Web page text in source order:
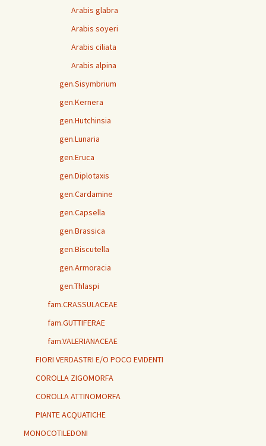
Arabis glabra
Arabis soyeri
Arabis ciliata
Arabis alpina
gen.Sisymbrium
gen.Kernera
gen.Hutchinsia
gen.Lunaria
gen.Eruca
gen.Diplotaxis
gen.Cardamine
gen.Capsella
gen.Brassica
gen.Biscutella
gen.Armoracia
gen.Thlaspi
fam.CRASSULACEAE
fam.GUTTIFERAE
fam.VALERIANACEAE
FIORI VERDASTRI E/O POCO EVIDENTI
COROLLA ZIGOMORFA
COROLLA ATTINOMORFA
PIANTE ACQUATICHE
MONOCOTILEDONI